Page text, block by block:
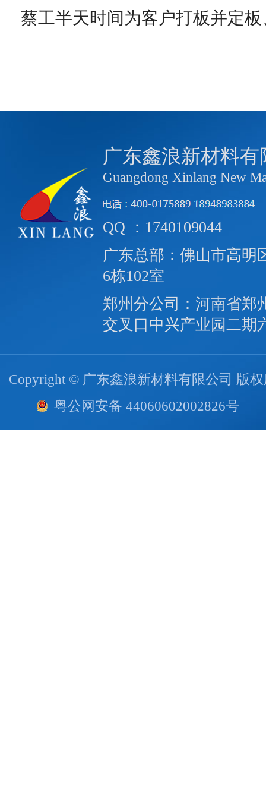
蔡工半天时间为客户打板并定
广东鑫浪新材料有
Guangdong Xinlang New
QQ ：1740109044
广东总部：佛山市高明
6栋102室
郑州分公司：河南省郑
交叉口中兴产业园二期
Copyright © 广东鑫浪新材料有限公司 版
粤公网安备 44060602002826号